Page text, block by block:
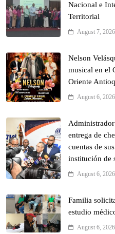
Nacional e
Territorial
August 7, 2026
Nelson
musical en el
Oriente
August 6, 2026
entrega de
cuentas de
institución de
August 6, 2026
Familia
estudio
August 6, 2026